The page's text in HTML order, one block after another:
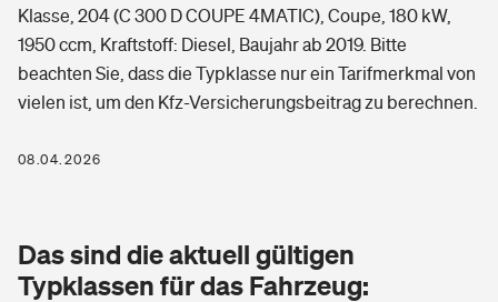
Arbeitsrechtsschutz
Berufshaftpflichtversicherung
Rentenrechner: Wie viel Geld bekomme ich im Alter?
Elementarversicherung
Photovoltaik
Wärmepumpen versichern
Vermieterrrechtsschutz
Pri­vate Haft­pflicht­
Rechts­schutz­ver­si­che­rung
Kinderunfall­ver­si­che­rung
Gesundheit
Private Krankenversicherung
Tierkrankenversicherung
Klasse, 204 (C 300 D COUPE 4MATIC), Coupe, 180 kW,
1950 ccm, Kraftstoff: Diesel, Baujahr ab 2019. Bitte
beachten Sie, dass die Typklasse nur ein Tarifmerkmal von
vielen ist, um den Kfz-Versicherungsbeitrag zu berechnen.
08.04.2026
Das sind die aktuell gültigen
Typklassen für das Fahrzeug: